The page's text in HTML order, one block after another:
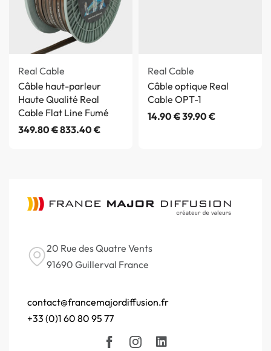
Real Cable
Câble haut-parleur
Haute Qualité Real
Cable Flat Line Fumé
349.80€833.40€
Real Cable
Câble optique Real
Cable OPT-1
14.90€39.90€
20 Rue des Quatre Vents
91690 Guillerval France
contact@francemajordiffusion.fr
+33 (0)1 60 80 95 77